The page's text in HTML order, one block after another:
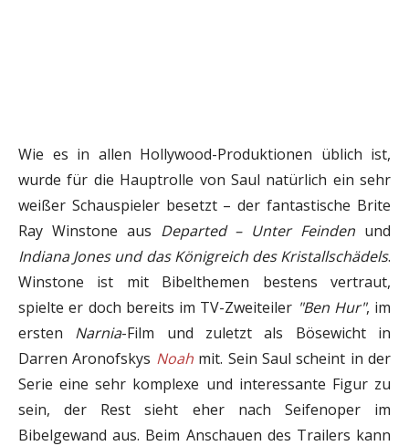
Wie es in allen Hollywood-Produktionen üblich ist,
wurde für die Hauptrolle von Saul natürlich ein sehr
weißer Schauspieler besetzt – der fantastische Brite
Ray Winstone aus Departed – Unter Feinden und
Indiana Jones und das Königreich des Kristallschädels.
Winstone ist mit Bibelthemen bestens vertraut,
spielte er doch bereits im TV-Zweiteiler "Ben Hur", im
ersten Narnia-Film und zuletzt als Bösewicht in
Darren Aronofskys Noahmit. Sein Saul scheint in der
Serie eine sehr komplexe und interessante Figur zu
sein, der Rest sieht eher nach Seifenoper im
Bibelgewand aus. Beim Anschauen des Trailers kann